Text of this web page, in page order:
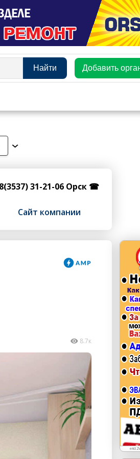
Найти Добавить
8(3537) 31-21-06 Орск ☎
Сайт компании
8.7к